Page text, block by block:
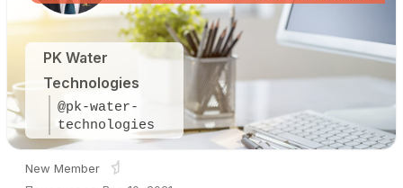
PK Water
Technologies
@pk-water-
technologies
New Member